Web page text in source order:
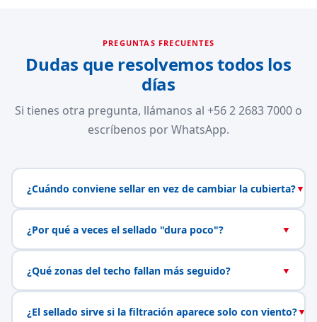
PREGUNTAS FRECUENTES
Dudas que resolvemos todos los
días
Si tienes otra pregunta, llámanos al +56 2 2683 7000 o
escríbenos por WhatsApp.
¿Cuándo conviene sellar en vez de cambiar la cubierta?▼
¿Por qué a veces el sellado "dura poco"? ▼
¿Qué zonas del techo fallan más seguido? ▼
¿El sellado sirve si la filtración aparece solo con viento?▼